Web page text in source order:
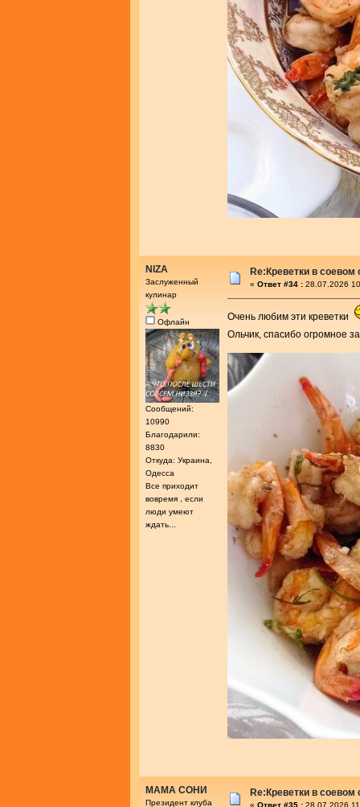
NIZA
Заслуженный
кулинар
Офлайн
Сообщений:
10990
Благодарили:
8830
Откуда: Украина,
Одесса
Все приходит
вовремя , если
люди умеют
ждать...
Re:Креветки в
« Ответ #34 : 28.07.2026
Очень любим эти креветки
Ольчик, спасибо огромное
МАМА СОНИ
Президент клуба
Re:Креветки в
« Ответ #35 : 28.07.2026